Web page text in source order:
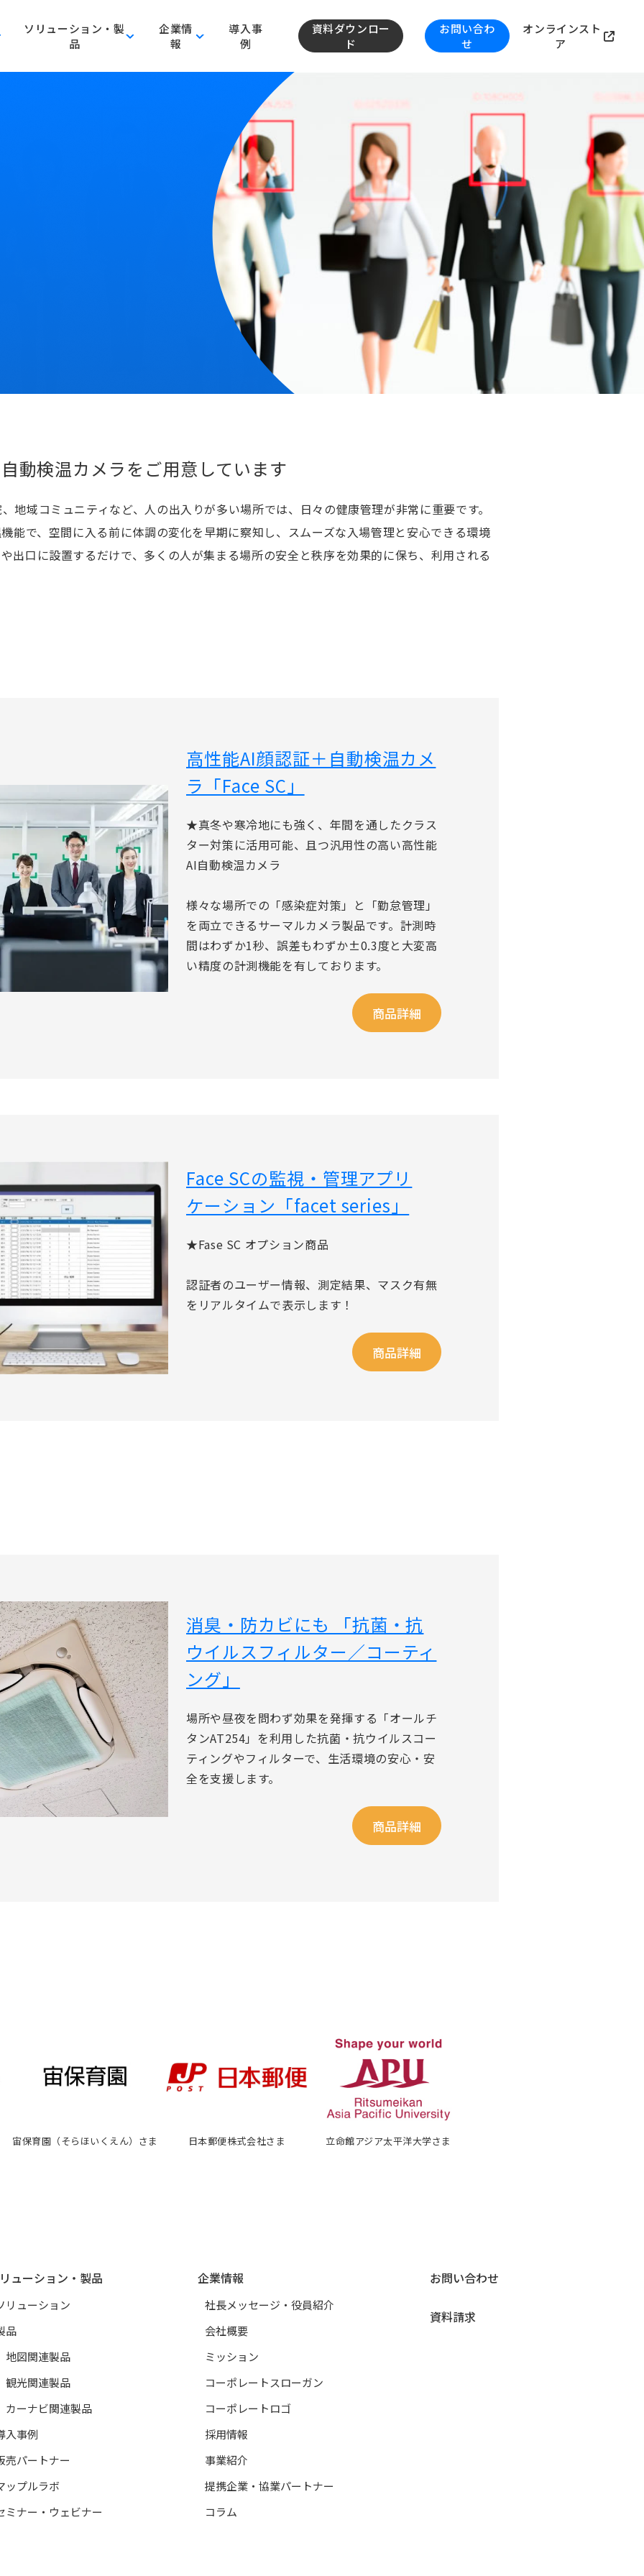
ソリューション・製
品
企業情
報
導入事
例
資料ダウンロー
ド
お問い合わ
せ
オンラインスト
ア
動検温カメラをご用意しています
地域コミュニティなど、人の出入りが多い場所では、日々の健康管理が非常に重要です。
能で、空間に入る前に体調の変化を早期に察知し、スムーズな入場管理と安心できる環境
出口に設置するだけで、多くの人が集まる場所の安全と秩序を効果的に保ち、利用される
高性能AI顔認証＋自動検温カメ
ラ「Face SC」
★真冬や寒冷地にも強く、年間を通したクラス
ター対策に活用可能、且つ汎用性の高い高性能
AI自動検温カメラ
様々な場所での「感染症対策」と「勤怠管理」
を両立できるサーマルカメラ製品です。計測時
間はわずか1秒、誤差もわずか±0.3度と大変高
い精度の計測機能を有しております。
商品詳細
Face SCの監視・管理アプリ
ケーション「facet series」
★Fase SC オプション商品
認証者のユーザー情報、測定結果、マスク有無
をリアルタイムで表示します！
商品詳細
消臭・防カビにも 「抗菌・抗
ウイルスフィルター／コーティ
ング」
場所や昼夜を問わず効果を発揮する「オールチ
タンAT254」を利用した抗菌・抗ウイルスコー
ティングやフィルターで、生活環境の安心・安
全を支援します。
商品詳細
宙保育園（そらほいくえん）さま 日本郵便株式会社さま 立命館アジア太平洋大学さま
ューション・製品
リューション
品
地図関連製品
観光関連製品
カーナビ関連製品
入事例
売パートナー
ップルラボ
ミナー・ウェビナー
企業情報
社長メッセージ・役員紹介
会社概要
ミッション
コーポレートスローガン
コーポレートロゴ
採用情報
事業紹介
提携企業・協業パートナー
コラム
お問い合わせ
資料請求